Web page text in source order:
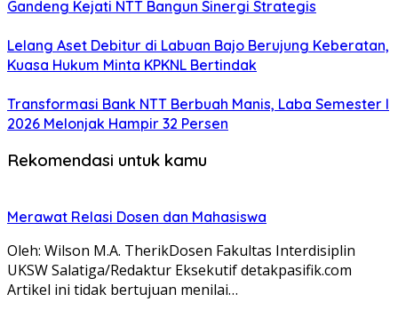
Gandeng Kejati NTT Bangun Sinergi Strategis
Lelang Aset Debitur di Labuan Bajo Berujung Keberatan,
Kuasa Hukum Minta KPKNL Bertindak
Transformasi Bank NTT Berbuah Manis, Laba Semester I
2026 Melonjak Hampir 32 Persen
Rekomendasi untuk kamu
Merawat Relasi Dosen dan Mahasiswa
Oleh: Wilson M.A. TherikDosen Fakultas Interdisiplin
UKSW Salatiga/Redaktur Eksekutif detakpasifik.com
Artikel ini tidak bertujuan menilai…